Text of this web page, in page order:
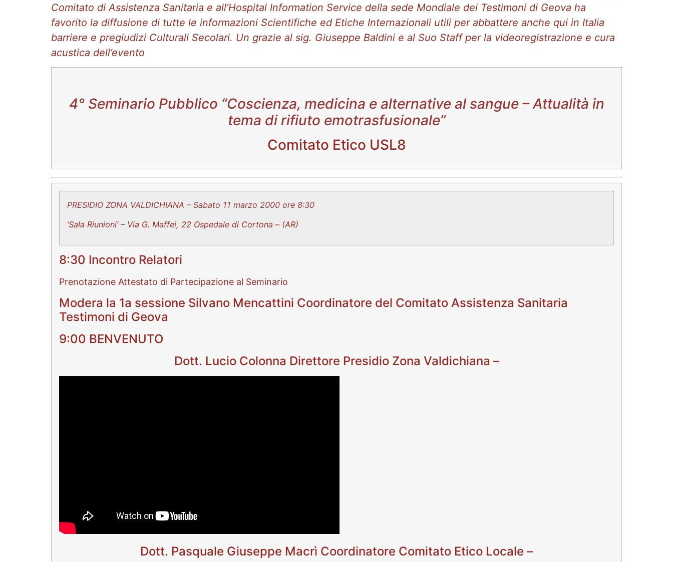
Comitato di Assistenza Sanitaria e all’Hospital Information Service della sede Mondiale dei Testimoni di Geova ha
favorito la diffusione di tutte le informazioni Scientifiche ed Etiche Internazionali utili per abbattere anche qui in Italia
barriere e pregiudizi Culturali Secolari. Un grazie al sig. Giuseppe Baldini e al Suo Staff per la videoregistrazione e cura
acustica dell’evento
4° Seminario Pubblico “Coscienza, medicina e alternative al sangue –Attualità in
tema di rifiuto emotrasfusionale”
Comitato Etico USL8
PRESIDIO ZONA VALDICHIANA – Sabato 11 marzo 2000 ore 8:30
‘Sala Riunioni’ – Via G. Maffei, 22 Ospedale di Cortona – (AR)
8:30 Incontro Relatori
Prenotazione Attestato di Partecipazione al Seminario
Modera la 1a sessione Silvano Mencattini Coordinatore del Comitato Assistenza Sanitaria
Testimoni di Geova
9:00 BENVENUTO
Dott. Lucio Colonna Direttore Presidio Zona Valdichiana –
Dott. Pasquale Giuseppe Macrì Coordinatore Comitato Etico Locale –